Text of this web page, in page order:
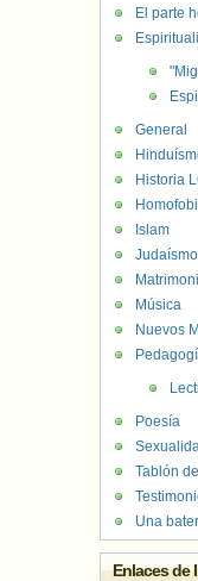
El parte
General
Historia
Islam
Judaísmo
Música
Nuevos
Poesía
Tablón
Una
Enlaces de